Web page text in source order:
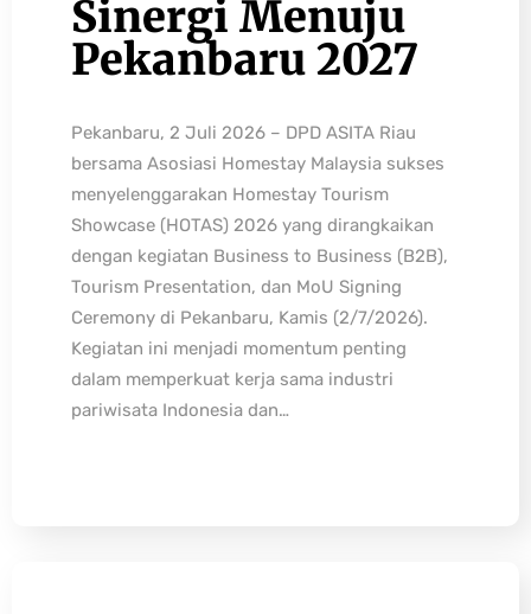
Sinergi Menuju
Pekanbaru 2027
Pekanbaru, 2 Juli 2026 – DPD ASITA Riau
bersama Asosiasi Homestay Malaysia sukses
menyelenggarakan Homestay Tourism
Showcase (HOTAS) 2026 yang dirangkaikan
dengan kegiatan Business to Business (B2B),
Tourism Presentation, dan MoU Signing
Ceremony di Pekanbaru, Kamis (2/7/2026).
Kegiatan ini menjadi momentum penting
dalam memperkuat kerja sama industri
pariwisata Indonesia dan…